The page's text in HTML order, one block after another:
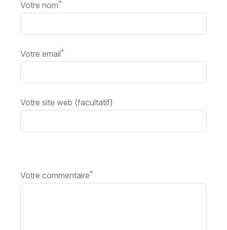
Votre nom*
Votre email*
Votre site web (facultatif)
Votre commentaire*